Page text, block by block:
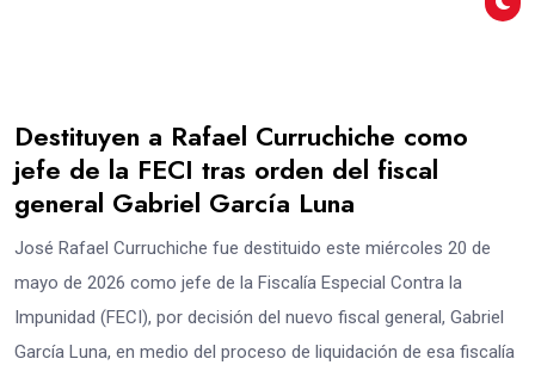
Destituyen a Rafael Curruchiche como
jefe de la FECI tras orden del fiscal
general Gabriel García Luna
José Rafael Curruchiche fue destituido este miércoles 20 de
mayo de 2026 como jefe de la Fiscalía Especial Contra la
Impunidad (FECI), por decisión del nuevo fiscal general, Gabriel
García Luna, en medio del proceso de liquidación de esa fiscalía